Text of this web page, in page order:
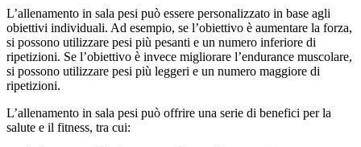
L’allenamento in sala pesi può essere personalizzato in base agli
obiettivi individuali. Ad esempio, se l’obiettivo è aumentare la forza,
si possono utilizzare pesi più pesanti e un numero inferiore di
ripetizioni. Se l’obiettivo è invece migliorare l’endurance muscolare,
si possono utilizzare pesi più leggeri e un numero maggiore di
ripetizioni.
L’allenamento in sala pesi può offrire una serie di benefici per la
salute e il fitness, tra cui: